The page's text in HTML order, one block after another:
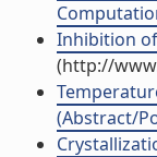
Inhibition
(http://
(Abstract/